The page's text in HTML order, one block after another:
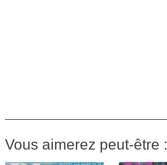
Vous aimerez peut-être :